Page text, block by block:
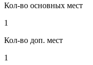
Кол-во основных мест
1
Кол-во доп. мест
1